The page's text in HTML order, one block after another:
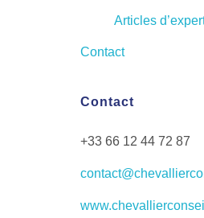
Articles
Contact
Contact
+33 66 12 44 72 87